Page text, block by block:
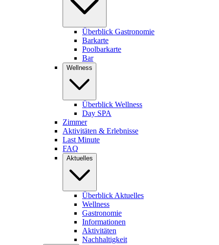
Überblick Gastronomie
Barkarte
Poolbarkarte
Bar
Wellness
Überblick Wellness
Day SPA
Zimmer
Aktivitäten & Erlebnisse
Last Minute
FAQ
Aktuelles
Überblick Aktuelles
Wellness
Gastronomie
Informationen
Aktivitäten
Nachhaltigkeit